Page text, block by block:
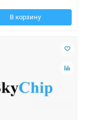
В корзину